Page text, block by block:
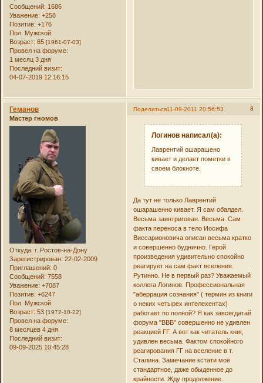
Сообщений: 1686
Уважение: +258
Позитив: +176
Пол: Мужской
Возраст: 65[1961-07-03]
Провел на форуме:
1 месяц 3 дня
Последний визит:
04-07-2019 12:16:15
Поделиться 8
11-09-2011 20:56:53
Геманов
Мастер гномов
Откуда: г. Ростов-на-Дону
Зарегистрирован: 22-02-2009
Приглашений: 0
Сообщений: 7558
Уважение: +7087
Позитив: +6247
Пол: Мужской
Возраст: 53[1972-10-22]
Провел на форуме:
8 месяцев 4 дня
Последний визит:
09-09-2025 10:45:28
Логинов написал(а):
Лаврентий ошарашено
кивает и делает пометки в
своем блокноте.
Да тут не только Лаврентий
ошарашенно кивает. Я сам обалдел.
Весьма заинтригован. Весьма. Сам
факта переноса в тело Иосифа
Виссарионовича описан весьма кратко
и совершенно буднично. Герой
произведения удивительно спокойно
реагирует на сам факт вселения.
Рутинно. Не в первый раз? Уважаемый
коллега Логинов. Профессиональная
"аберрация сознания" ( термин из книги
о неких четырех интелехентах)
работает по полной? Я как завсегдатай
форума "ВВВ" совершенно не удивлен
реакцией ГГ. А вот как читатель книг,
удивлен весьма. Фактом спокойного
реагирования ГГ на вселение в т.
Сталина. Замечание кстати моё
стандартное, даже обыденное до
крайности. Жду продолжение.